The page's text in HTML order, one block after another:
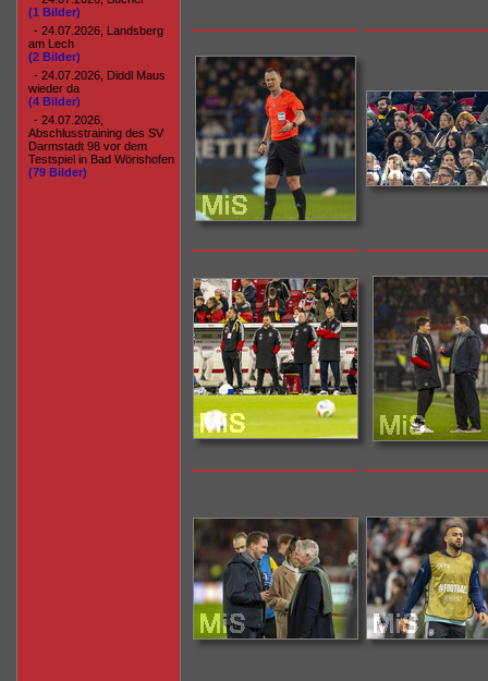
(1 Bilder)
- 24.07.2026, Landsberg
am Lech
(2 Bilder)
- 24.07.2026, Diddl Maus
wieder da
(4 Bilder)
- 24.07.2026,
Abschlusstraining des SV
Darmstadt 98 vor dem
Testspiel in Bad Wörishofen
(79 Bilder)